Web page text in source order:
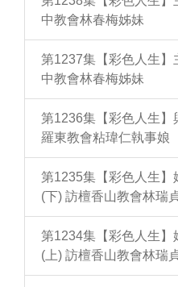
中教會林春梅姊妹
第1237集【彩色人生】
中教會林春梅姊妹
第1236集【彩色人生】
羅東教會粘瑋仁執事娘
第1235集【彩色人生】
(下) 訪檀香山教會林瑞
第1234集【彩色人生】
(上) 訪檀香山教會林瑞